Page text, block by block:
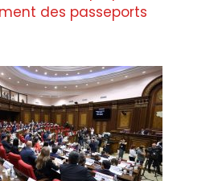
des passeports